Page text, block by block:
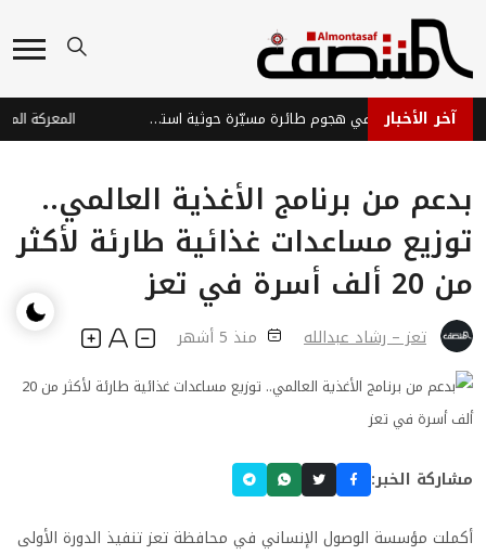
آخر الأخبار إصابة ثلاثة جنود في هجوم طائرة مسيّرة حوثية استهدف موقعاً عسكرياً شرق تعز
بدعم من برنامج الأغذية العالمي..
توزيع مساعدات غذائية طارئة لأكثر
من 20 ألف أسرة في تعز
تعز – رشاد عبدالله منذ 5 أشهر
مشاركة الخبر:
أكملت مؤسسة الوصول الإنساني في محافظة تعز تنفيذ الدورة الأولى